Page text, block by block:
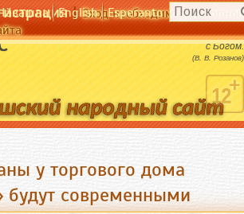
|Вход необходим для
English Esperanto
Одному лучше - потому, что когда один - я
с Богом.
(В. В. Розанов)
у торгового дома
современными